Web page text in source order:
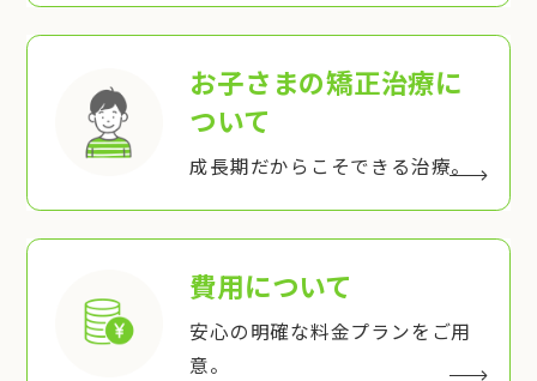
お子さまの矯正治療に
ついて
成長期だからこそできる治療。
費用について
安心の明確な料金プランをご用
意。